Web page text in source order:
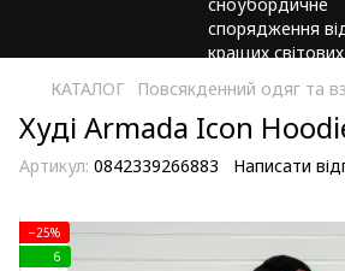
КАТАЛОГ Повсякденний одяг та
Худі Armada Icon
Артикул: 0842339266883 Написати
−25%
6